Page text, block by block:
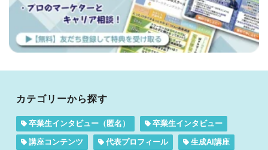
カテゴリーから探す
卒業生インタビュー（匿名） 卒業生インタビュー
講座コンテンツ 代表プロフィール 生成AI講座